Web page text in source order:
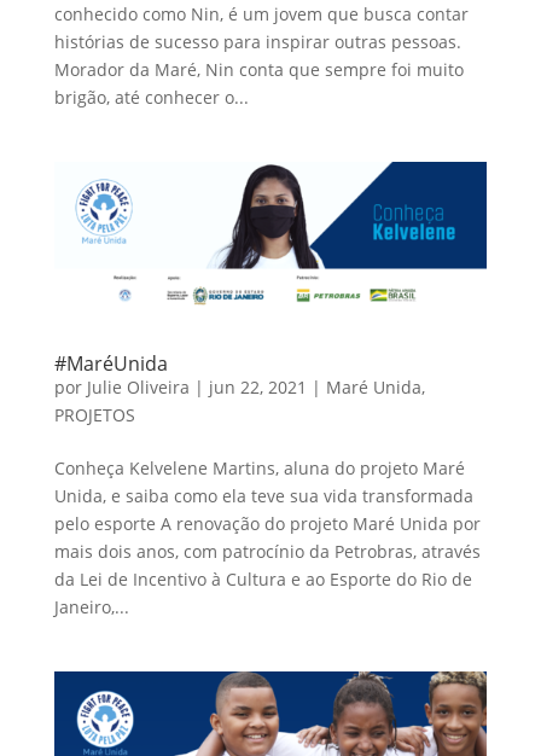
conhecido como Nin, é um jovem que busca contar
histórias de sucesso para inspirar outras pessoas.
Morador da Maré, Nin conta que sempre foi muito
brigão, até conhecer o...
#MaréUnida
por Julie Oliveira | jun 22, 2021 | Maré Unida,
PROJETOS
Conheça Kelvelene Martins, aluna do projeto Maré
Unida, e saiba como ela teve sua vida transformada
pelo esporte A renovação do projeto Maré Unida por
mais dois anos, com patrocínio da Petrobras, através
da Lei de Incentivo à Cultura e ao Esporte do Rio de
Janeiro,...